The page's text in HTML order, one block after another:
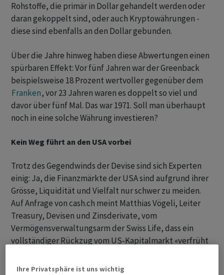
Rohstoffe, die primär in Dollar gehandelt werden oder
daran gekoppelt sind, oder auch Kryptowährungen -
diese sind ebenfalls an den Dollar gebunden.
Über die Jahre hinweg haben diese Abwertungen einen
spürbaren Effekt: Vor fünf Jahren war der Greenback
beispielsweise 18 Prozent wertvoller gegenüber dem
Franken, vor 23 Jahren waren es doppelt so viel und
davor über fünf Mal. Das war 1971. Soll man überhaupt
noch in eine solche Währung investieren?
Kein Weg führt an den USA vorbei
Trotz des Gegendwinds der Devise sind sich Experten
einig: Ja, die Finanzmärkte der USA sind aufgrund ihrer
Grösse, Liquidität und Vielfalt nur schwer zu meiden.
Auf Anfrage von cash.ch meint Matthias Vögeli, Leiter
Treasury, Devisen und Zinsderivate, vom
Vermögensverwaltungsarm der Swiss Life, dass ein
vollständiger Rückzug vom US-Kapitalmarkt «verfrüht
Ihre Privatsphäre ist uns wichtig